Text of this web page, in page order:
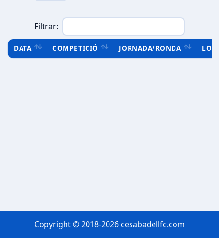
Filtrar:
DATA COMPETICIÓ JORNADA/RONDA
Copyright © 2018-2026 cesabadellfc.com